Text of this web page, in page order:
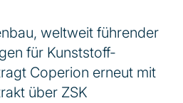
weltweit führender
für Kunststoff-
Coperion erneut mit
über ZSK